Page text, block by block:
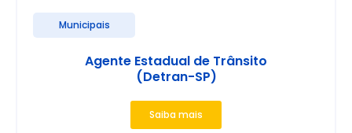
Municipais
Agente Estadual de Trânsito
(Detran-SP)
Saiba mais